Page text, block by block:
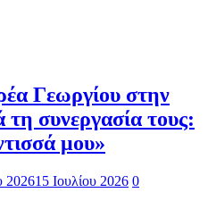
Γεωργίου στην
συνεργασία τους:
μου»
202615 Ιουλίου 2026 0